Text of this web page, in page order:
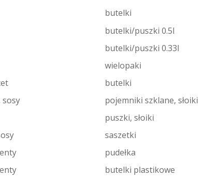
butelki
butelki/puszki 0.5l
butelki/puszki 0.33l
wielopaki
butelki
sosy
pojemniki szklane, słoiki
puszki, słoiki
saszetki
pudełka
butelki plastikowe